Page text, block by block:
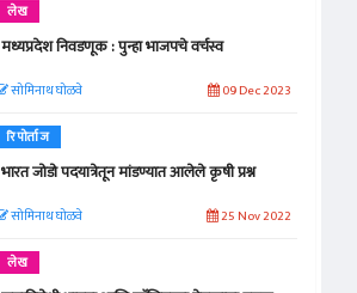
लेख
मध्यप्रदेश निवडणूक : पुन्हा भाजपचे वर्चस्व
सोमिनाथ घोळवे 09 Dec 2023
रिपोर्ताज
भारत जोडो पदयात्रेतून मांडण्यात आलेले कृषी प्रश्न
सोमिनाथ घोळवे 25 Nov 2022
लेख